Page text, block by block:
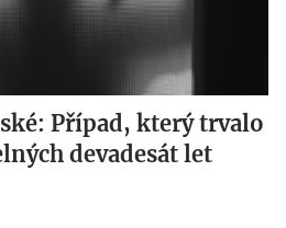
Případ, který trvalo
devadesát let